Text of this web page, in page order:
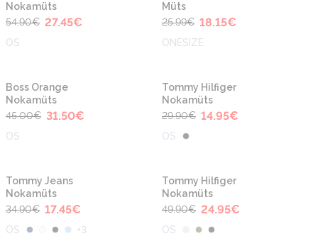
Nokamüts
54.90€ 27.45€
OS
Müts
25.99€ 18.15€
ONESIZE
-30%
Boss Orange
Nokamüts
45.00€ 31.50€
OS
-50%
Tommy Hilfiger
Nokamüts
29.90€ 14.95€
OS
Tommy Jeans
Nokamüts
34.90€ 17.45€
OS +3
-50%
Tommy Hilfiger
Nokamüts
49.90€ 24.95€
OS